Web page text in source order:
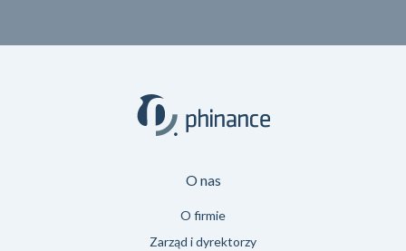
O nas
O firmie
Zarząd i dyrektorzy